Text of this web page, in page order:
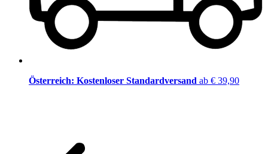
Österreich: Kostenloser Standardversand ab € 39,90